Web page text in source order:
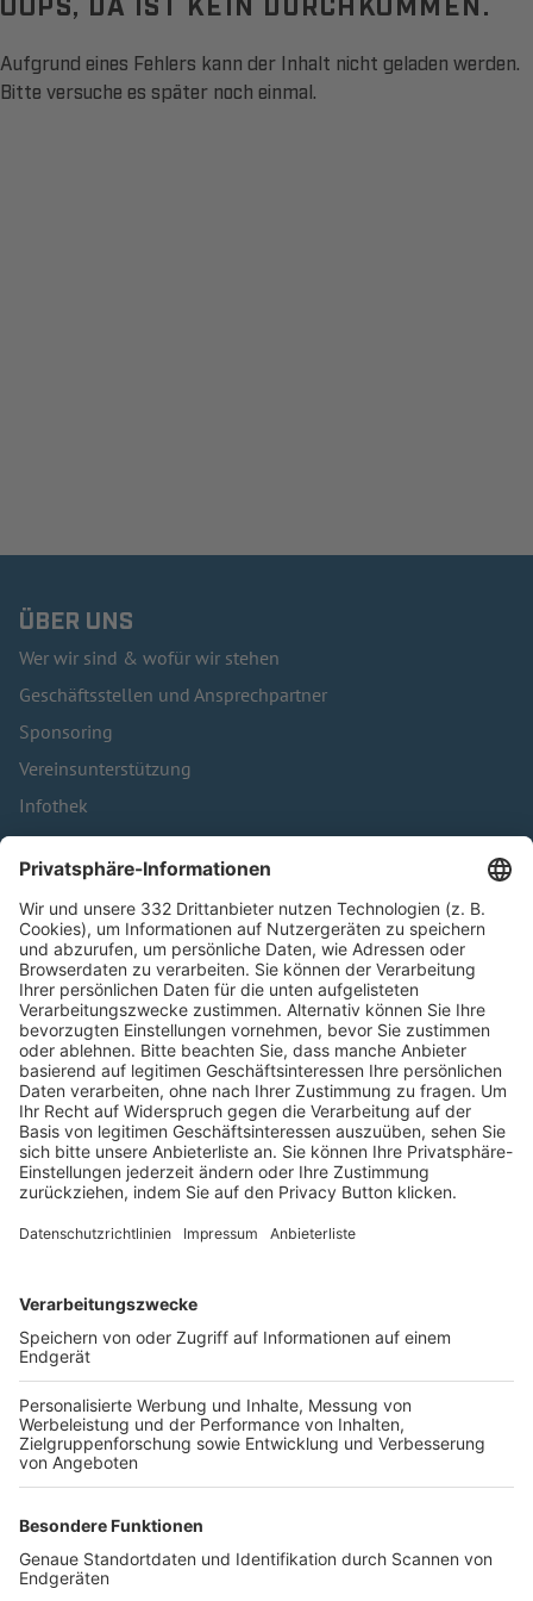
Aufgrund eines Fehlers kann der Inhalt nicht geladen werden.
Bitte versuche es später noch einmal.
ÜBER UNS
Wer wir sind & wofür wir stehen
Geschäftsstellen und Ansprechpartner
Sponsoring
Vereinsunterstützung
Infothek
Kontakt
HÄUFIG BESUCHTE SEITEN
Pässe und Vereinswechsel
Trainerausbildung
Schulungsangebot Vereinsmitarbeiter
BFV-Geschäftsstellen
Trainerbörse
Login SpielPlus
FOLGE DEM BFV
TOP-VEREINE
TOP-PARTNER